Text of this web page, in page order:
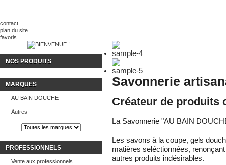
contact
plan du site
favoris
NOS PRODUITS
MARQUES
AU BAIN DOUCHE
Autres
PROFESSIONNELS
Vente aux professionnels
Savonnerie
Créateur de produits
La Savonnerie "AU BAIN
Les savons à la coupe, gels
matières seléctionnées,
autres produits indésirables.